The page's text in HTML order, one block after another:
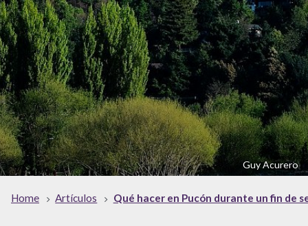
Guy Acurero
Home Artículos Qué hacer en Pucón durante un fin de